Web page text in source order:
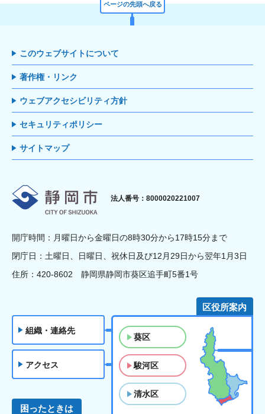
ページの先頭へ戻る
このウェブサイトについて
著作権・リンク
ウェブアクセシビリティ方針
セキュリティポリシー
サイトマップ
静岡市
法人番号：8000020221007
開庁時間：月曜日から金曜日の8時30分から17時15分まで
閉庁日：土曜日、日曜日、祝休日及び12月29日から翌年1月3日
住所：420-8602 静岡県静岡市葵区追手町5番1号
組織・連絡先
アクセス
区役所案内
葵区
駿河区
清水区
困ったときは